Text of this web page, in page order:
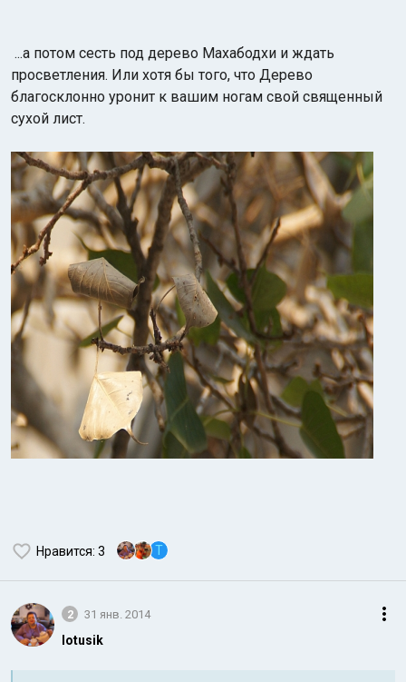
...а потом сесть под дерево Махабодхи и ждать
просветления. Или хотя бы того, что Дерево
благосклонно уронит к вашим ногам свой священный
сухой лист.
Нравится: 3 T
2 31 янв. 2014
lotusik